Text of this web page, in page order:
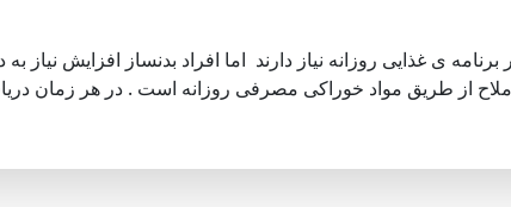
ی غذایی روزانه نیاز دارند ‌ اما افراد بدنساز افزایش نیاز به
املاح از طریق مواد خوراکی مصرفی روزانه است . در هر زمان